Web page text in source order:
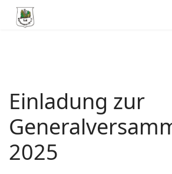
Einladung zur
2025